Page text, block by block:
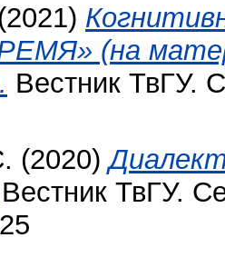
(2021)
(на
Вестник ТвГУ.
(2020)
Вестник ТвГУ.